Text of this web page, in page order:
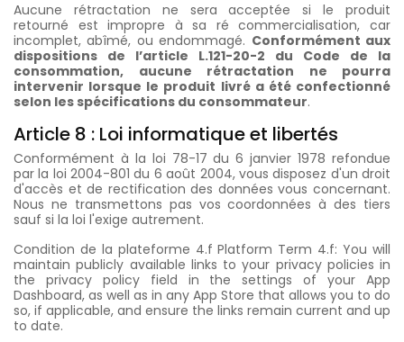
Aucune rétractation ne sera acceptée si le produit
retourné est impropre à sa ré commercialisation, car
incomplet, abîmé, ou endommagé. Conformément aux
dispositions de l’article L.121-20-2 du Code de la
consommation, aucune rétractation ne pourra
intervenir lorsque le produit livré a été confectionné
selon les spécifications du consommateur.
Article 8 : Loi informatique et libertés
Conformément à la loi 78-17 du 6 janvier 1978 refondue
par la loi 2004-801 du 6 août 2004, vous disposez d'un droit
d'accès et de rectification des données vous concernant.
Nous ne transmettons pas vos coordonnées à des tiers
sauf si la loi l'exige autrement.
Condition de la plateforme 4.f Platform Term 4.f: You will
maintain publicly available links to your privacy policies in
the privacy policy field in the settings of your App
Dashboard, as well as in any App Store that allows you to do
so, if applicable, and ensure the links remain current and up
to date.